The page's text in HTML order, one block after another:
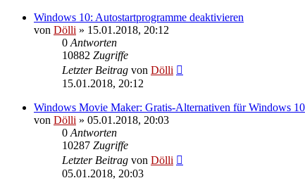
Windows 10: Autostartprogramme deaktivieren
von Dölli » 15.01.2018, 20:12
0 Antworten
10882 Zugriffe
Letzter Beitrag von Dölli
15.01.2018, 20:12
Windows Movie Maker: Gratis-Alternativen für Windows 10
von Dölli » 05.01.2018, 20:03
0 Antworten
10287 Zugriffe
Letzter Beitrag von Dölli
05.01.2018, 20:03